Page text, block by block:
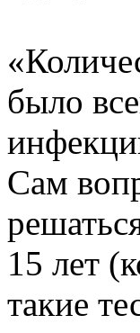
было
Сам
15 лет
такие